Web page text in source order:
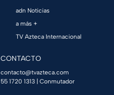
adn Noticias
a más +
TV Azteca Internacional
CONTACTO
contacto@tvazteca.com
55 1720 1313 | Conmutador